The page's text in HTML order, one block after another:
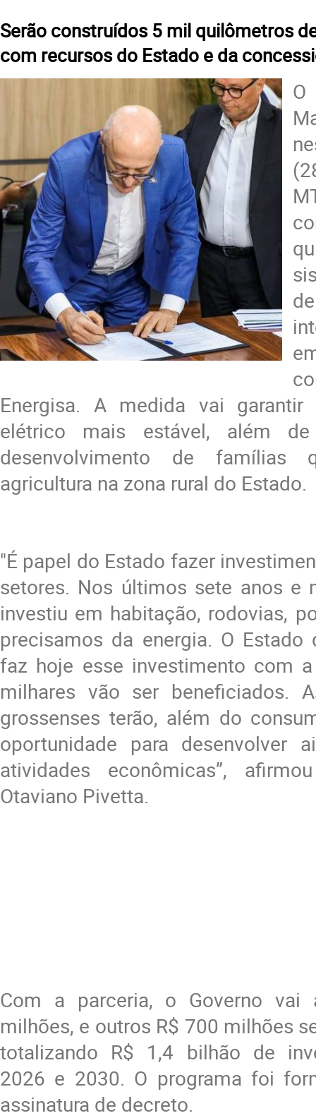
Serão construídos 5 mil quilômetros
com recursos do Estado e da
Energisa. A medida vai garantir
elétrico mais estável, além
desenvolvimento de famílias
agricultura na zona rural do Estado.
"É papel do Estado fazer
setores. Nos últimos sete anos e
investiu em habitação, rodovias,
precisamos da energia. O Estado
faz hoje esse investimento com
milhares vão ser beneficiados.
grossenses terão, além do
oportunidade para desenvolver
atividades econômicas”,
Otaviano Pivetta.
Com a parceria, o Governo vai
milhões, e outros R$ 700 milhões
totalizando R$ 1,4 bilhão de
2026 e 2030. O programa foi
assinatura de decreto.